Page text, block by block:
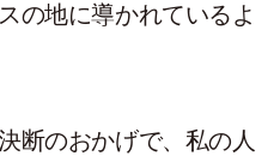
の地に導かれているよ
断のおかげで、私の人